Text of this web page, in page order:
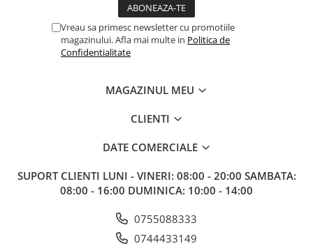
One Piece
Dragon Ball
D&D si Alte RPG
Vreau sa primesc newsletter cu promotiile
magazinului. Afla mai multe in Politica de
Confidentialitate
MAGAZINUL MEU
CLIENTI
DATE COMERCIALE
SUPORT CLIENTI LUNI - VINERI: 08:00 - 20:00 SAMBATA:
08:00 - 16:00 DUMINICA: 10:00 - 14:00
0755088333
0744433149